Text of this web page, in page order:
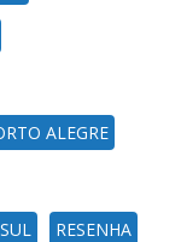
ALEGRE
RESENHA